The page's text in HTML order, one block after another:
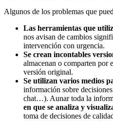
Algunos de los problemas que
Las herramientas que
nos avisan de cambios
intervención con urgencia.
Se crean incontables
almacenan o comparten por
versión original.
Se utilizan varios medios
información sobre
chat…). Aunar toda la
en que se analiza y
toma de decisiones de